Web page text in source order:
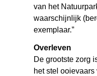
van het
waarschijnlijk
exemplaar.”
Overleven
De grootste zorg
het stel